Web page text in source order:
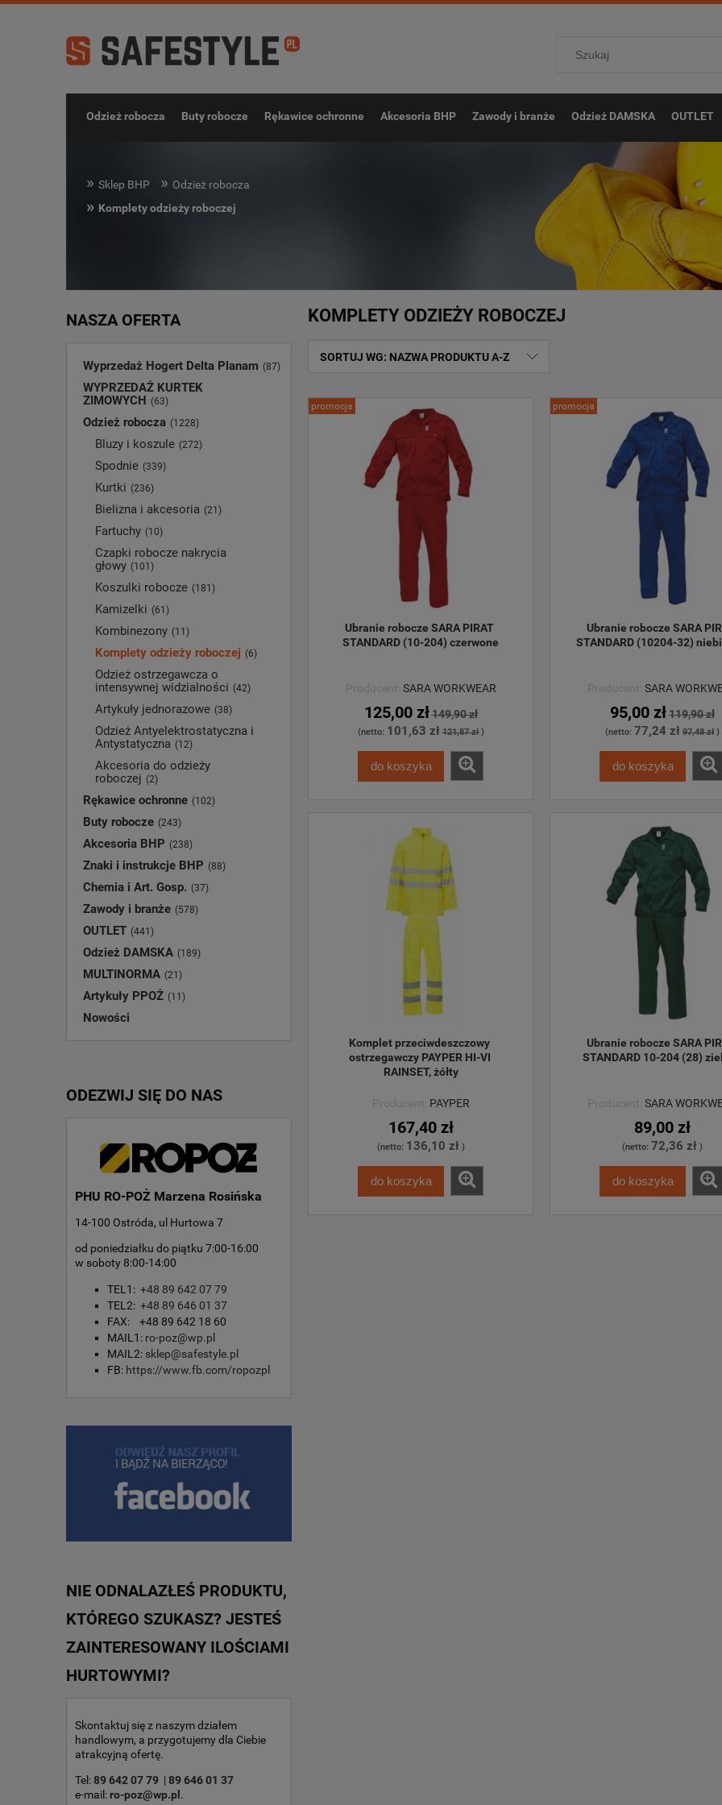
Odzież robocza Buty robocze Rękawice ochronne Akcesoria BHP Zawody i branże Odzież DAMSKA OUTLET
» Sklep BHP » Odzież robocza
» Komplety odzieży roboczej
NASZA OFERTA
Wyprzedaż Hogert Delta Planam (87)
WYPRZEDAŻ KURTEK
ZIMOWYCH (63)
Odzież robocza (1228)
Bluzy i koszule (272)
Spodnie (339)
Kurtki (236)
Bielizna i akcesoria (21)
Fartuchy (10)
Czapki robocze nakrycia
głowy (101)
Koszulki robocze (181)
Kamizelki (61)
Kombinezony (11)
Komplety odzieży roboczej (6)
Odzież ostrzegawcza o
intensywnej widzialności (42)
Artykuły jednorazowe (38)
Odzież Antyelektrostatyczna i
Antystatyczna (12)
Akcesoria do odzieży
roboczej (2)
Rękawice ochronne (102)
Buty robocze (243)
Akcesoria BHP (238)
Znaki i instrukcje BHP (88)
Chemia i Art. Gosp. (37)
Zawody i branże (578)
OUTLET (441)
Odzież DAMSKA (189)
MULTINORMA (21)
Artykuły PPOŻ (11)
Nowości
ODEZWIJ SIĘ DO NAS
PHU RO-POŻ Marzena Rosińska
14-100 Ostróda, ul Hurtowa 7
od poniedziałku do piątku 7:00-16:00
w soboty 8:00-14:00
TEL1: +48 89 642 07 79
TEL2: +48 89 646 01 37
FAX: +48 89 642 18 60
MAIL1: ro-poz@wp.pl
MAIL2: sklep@safestyle.pl
FB: https://www.fb.com/ropozpl
NIE ODNALAZŁEŚ PRODUKTU,
KTÓREGO SZUKASZ? JESTEŚ
ZAINTERESOWANY ILOŚCIAMI
HURTOWYMI?
Skontaktuj się z naszym działem
handlowym, a przygotujemy dla Ciebie
atrakcyjną ofertę.
Tel:89 642 07 79 |89 646 01 37
e-mail:ro-poz@wp.pl .
KOMPLETY ODZIEŻY ROBOCZEJ
SORTUJ WG: NAZWA PRODUKTU A-Z
Ubranie robocze SARA PIRAT
STANDARD (10-204) czerwone
Producent: SARA WORKWEAR
125,00 zł149,90 zł
(netto: 101,63 zł 121,87 zł)
do koszyka
promocja
Ubranie robocze SARA
STANDARD (10204-32)
Producent: SARA
95,00 zł119,90 zł
(netto: 77,24 zł 97,48 zł )
do koszyka
promocja
Komplet przeciwdeszczowy
ostrzegawczy PAYPER HI-VI
RAINSET, żółty
Producent: PAYPER
167,40 zł
(netto: 136,10 zł)
do koszyka
Ubranie robocze SARA
STANDARD 10-204 (28)
Producent: SARA
89,00 zł
(netto: 72,36 zł )
do koszyka